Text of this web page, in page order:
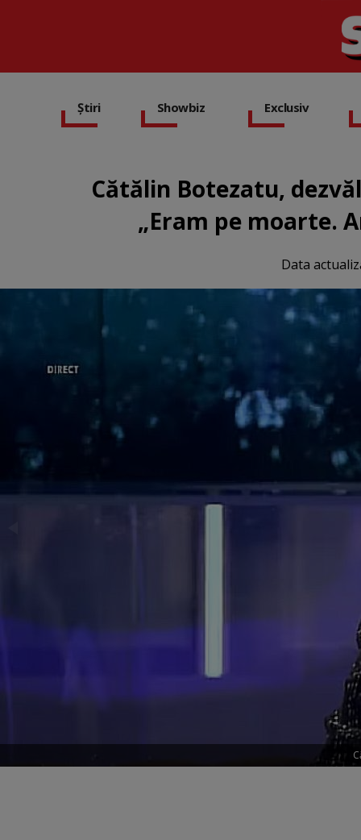
Știri Showbiz Exclusiv
Cătălin Botezatu,
„Eram pe moarte.
Data